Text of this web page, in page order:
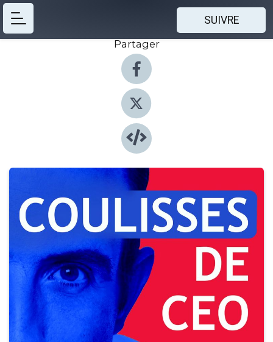
SUIVRE
Partager